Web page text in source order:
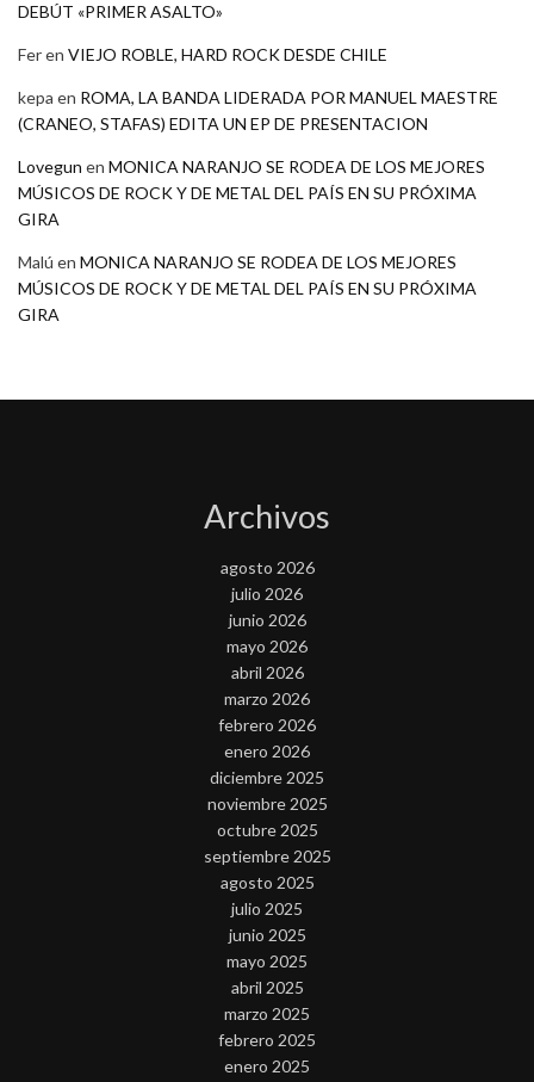
DEBÚT «PRIMER ASALTO»
Feren VIEJO ROBLE, HARD ROCK DESDE CHILE
kepa en ROMA, LA BANDA LIDERADA POR MANUEL MAESTRE
(CRANEO, STAFAS) EDITA UN EP DE PRESENTACION
Lovegun en MONICA NARANJO SE RODEA DE LOS MEJORES
MÚSICOS DE ROCK Y DE METAL DEL PAÍS EN SU PRÓXIMA
GIRA
Malú en MONICA NARANJO SE RODEA DE LOS MEJORES
MÚSICOS DE ROCK Y DE METAL DEL PAÍS EN SU PRÓXIMA
GIRA
Archivos
agosto 2026
julio 2026
junio 2026
mayo 2026
abril 2026
marzo 2026
febrero 2026
enero 2026
diciembre 2025
noviembre 2025
octubre 2025
septiembre 2025
agosto 2025
julio 2025
junio 2025
mayo 2025
abril 2025
marzo 2025
febrero 2025
enero 2025